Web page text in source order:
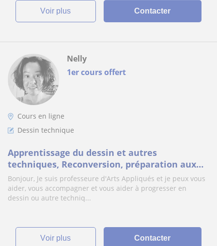
voir plus Contacter
1er cours offert
Nelly
Cours en ligne
Dessin technique
Apprentissage du dessin et autres
techniques, Reconversion, préparation aux
concours d'écoles supérieures, Parcousrsup
Bonjour, Je suis professeure d'Arts Appliqués et je peux vous
aider, vous accompagner et vous aider à progresser en
dessin ou autre techniq...
voir plus Contacter